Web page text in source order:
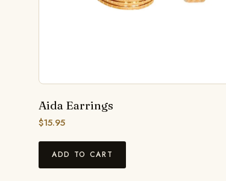
Aida Earrings
$15.95
ADD TO CART